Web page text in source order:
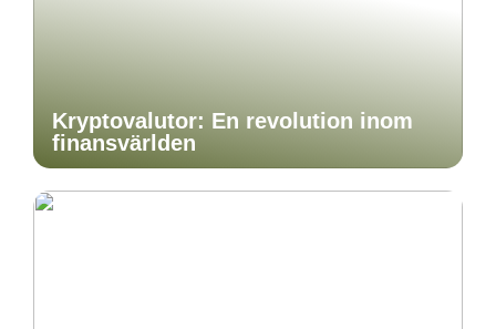
Kryptovalutor: En revolution inom
finansvärlden